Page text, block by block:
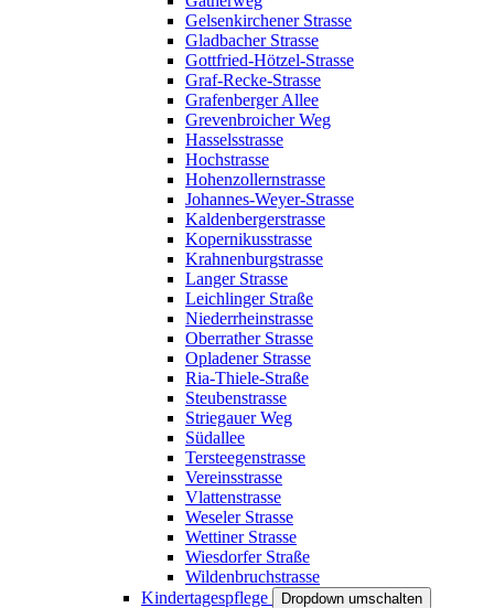
Gelsenkirchener Strasse
Gladbacher Strasse
Gottfried-Hötzel-Strasse
Graf-Recke-Strasse
Grafenberger Allee
Grevenbroicher Weg
Hasselsstrasse
Hochstrasse
Hohenzollernstrasse
Johannes-Weyer-Strasse
Kaldenbergerstrasse
Kopernikusstrasse
Krahnenburgstrasse
Langer Strasse
Leichlinger Straße
Niederrheinstrasse
Oberrather Strasse
Opladener Strasse
Ria-Thiele-Straße
Steubenstrasse
Striegauer Weg
Südallee
Tersteegenstrasse
Vereinsstrasse
Vlattenstrasse
Weseler Strasse
Wettiner Strasse
Wiesdorfer Straße
Wildenbruchstrasse
Kindertagespflege
Dropdown umschalten